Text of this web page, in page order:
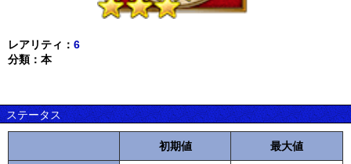
レアリティ： 6
分類：本
ステータス
初期値 最大値